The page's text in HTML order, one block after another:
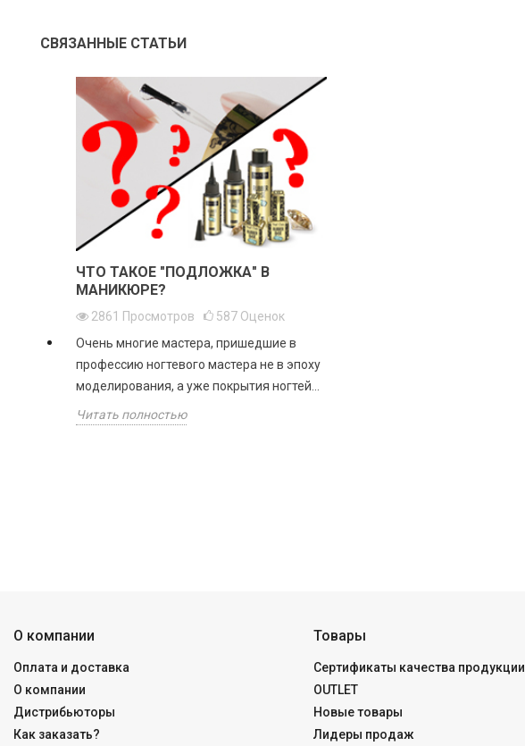
СВЯЗАННЫЕ СТАТЬИ
ЧТО ТАКОЕ "ПОДЛОЖКА" В
МАНИКЮРЕ?
2861 Просмотров 587 Оценок
Очень многие мастера, пришедшие в
профессию ногтевого мастера не в эпоху
моделирования, а уже покрытия ногтей...
Читать полностью
О компании
Оплата и доставка
О компании
Дистрибьюторы
Как заказать?
Товары
Сертификаты качества продукции
OUTLET
Новые товары
Лидеры продаж